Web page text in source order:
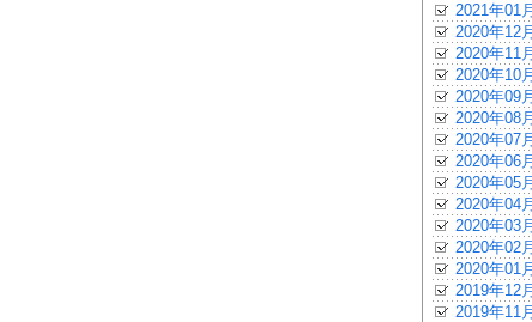
2021年01月
2020年12月
2020年11月
2020年10月
2020年09月
2020年08月
2020年07月
2020年06月
2020年05月
2020年04月
2020年03月
2020年02月
2020年01月
2019年12月
2019年11月